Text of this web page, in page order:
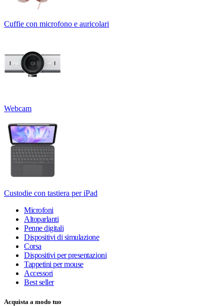
Cuffie con microfono e auricolari
Webcam
Custodie con tastiera per iPad
Microfoni
Altoparlanti
Penne digitali
Dispositivi di simulazione
Corsa
Dispositivi per presentazioni
Tappetini per mouse
Accessori
Best seller
Acquista a modo tuo